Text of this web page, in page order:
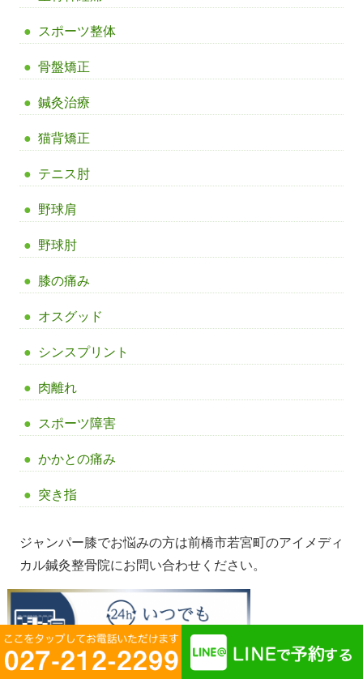
スポーツ整体
骨盤矯正
鍼灸治療
猫背矯正
テニス肘
野球肩
野球肘
膝の痛み
オスグッド
シンスプリント
肉離れ
スポーツ障害
かかとの痛み
突き指
ジャンパー膝でお悩みの方は前橋市若宮町のアイメディ
カル鍼灸整骨院にお問い合わせください。